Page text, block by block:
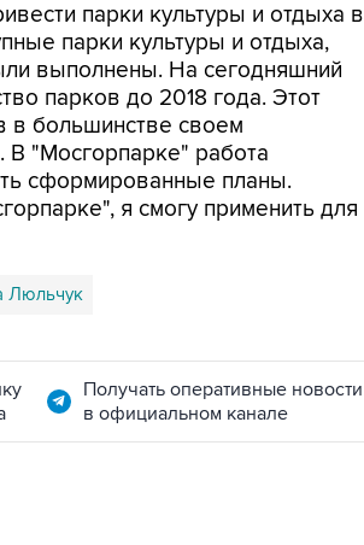
парки культуры и отдыха в
парки культуры и отдыха,
выполнены. На сегодняшний
парков до 2018 года. Этот
в большинстве своем
В "Мосгорпарке" работа
сформированные планы.
я смогу применить для
Люльчук
Получать оперативные новости
в официальном канале